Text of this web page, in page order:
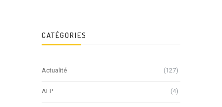
CATÉGORIES
Actualité (127)
AFP (4)